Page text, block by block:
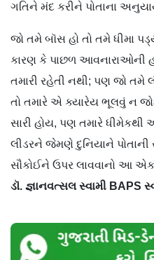
ગતિને મંદ કરીને પોતાના
જો તમે બૉસ હો તો તમે ધીમા
કારણ કે પાછળ આવનારાઓની
તમારી રહેતી નથી; પણ જો તમે
તો તમારે એ ક્યારેય ભૂલવું ન
સારી હોય, પણ તમારે
લીડરને જેમણે દુનિયાને
સૌકોઈને ઉપર લાવવાનો
ડૉ. જ્ઞાનવત્સલ સ્વામી BAPS